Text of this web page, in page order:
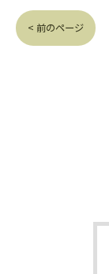
< 前のページ